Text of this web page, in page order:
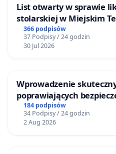
List otwarty w sprawie
stolarskiej w Miejskim
Gdańsku
366 podpisów
37 Podpisy / 24 godzin
30 Jul 2026
Wprowadzenie
poprawiających
Żeromskiego w Otwocku
184 podpisów
34 Podpisy / 24 godzin
2 Aug 2026